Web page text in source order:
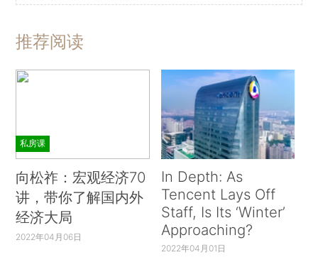
推荐阅读
私房课
向松祚：宏观经济70
讲，带你了解国内外
经济大局
2022年04月06日
In Depth: As
Tencent Lays Off
Staff, Is Its ‘Winter’
Approaching?
2022年04月01日